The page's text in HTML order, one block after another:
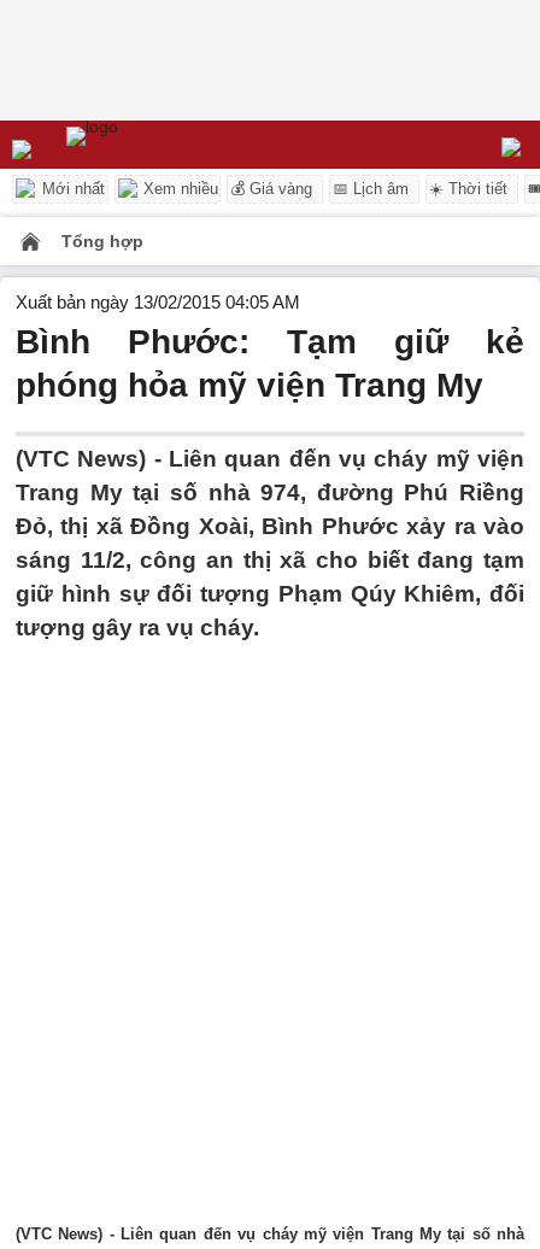
Mới nhất Xem nhiều 💰 Giá vàng 📅 Lịch âm ☀️ Thời tiết
Tổng hợp
Xuất bản ngày 13/02/2015 04:05 AM
Bình Phước: Tạm giữ kẻ
phóng hỏa mỹ viện Trang My
(VTC News) - Liên quan đến vụ cháy mỹ viện
Trang My tại số nhà 974, đường Phú Riềng
Đỏ, thị xã Đồng Xoài, Bình Phước xảy ra vào
sáng 11/2, công an thị xã cho biết đang tạm
giữ hình sự đối tượng Phạm Qúy Khiêm, đối
tượng gây ra vụ cháy.
(VTC News) - Liên quan đến vụ cháy mỹ viện Trang My tại số nhà